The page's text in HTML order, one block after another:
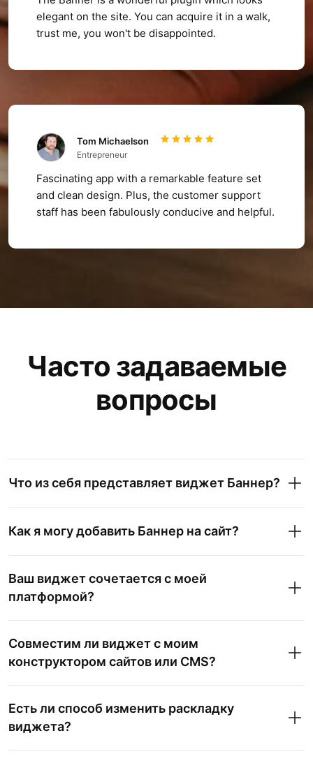
elegant on the site. You can acquire it in a walk,
trust me, you won't be disappointed.
Tom Michaelson
Entrepreneur
Fascinating app with a remarkable feature set
and clean design. Plus, the customer support
staff has been fabulously conducive and helpful.
Часто задаваемые
вопросы
Что из себя представляет виджет Баннер?
Как я могу добавить Баннер на сайт?
Ваш виджет сочетается с моей
платформой?
Совместим ли виджет с моим
конструктором сайтов или CMS?
Есть ли способ изменить раскладку
виджета?